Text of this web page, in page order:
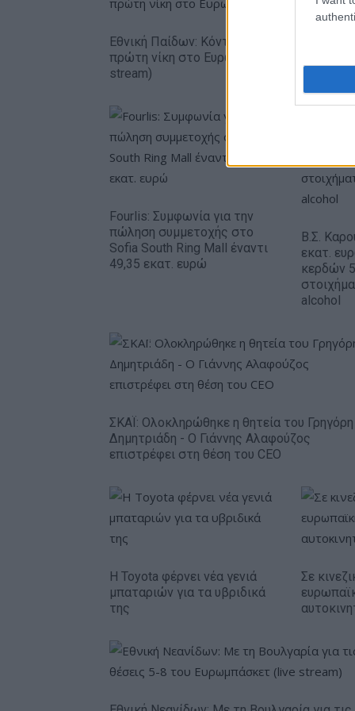
Εθνική Παίδων: Κόντρα στο Ισραήλ για την
πρώτη νίκη στο Ευρωμπάσκετ U16 (live
stream)
Fourlis: Συμφωνία για την
πώληση συμμετοχής στο
Sofia South Ring Mall έναντι
49,35 εκατ. ευρώ
Β.Σ.
εκατ.
κερδών
alcohol
ΣΚΑΪ: Ολοκληρώθηκε η θητεία του Γρηγόρη
Δημητριάδη - Ο Γιάννης Αλαφούζος
επιστρέφει στη θέση του CEO
Η Toyota φέρνει νέα γενιά
μπαταριών για τα υβριδικά
της
Σε